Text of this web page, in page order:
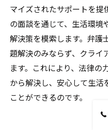
マイズされたサポートを提
の面談を通じて、生活環境
解決策を模索します。弁護
題解決のみならず、クライ
ます。これにより、法律の
から解決し、安心して生活
ことができるのです。